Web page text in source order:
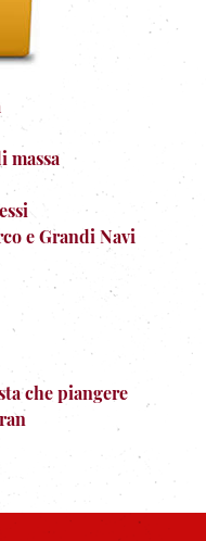
massa
e Grandi Navi
che piangere